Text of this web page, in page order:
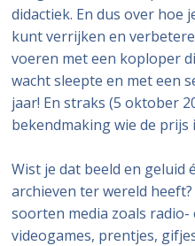
didactiek. En dus over hoe
kunt verrijken en
voeren met een koploper
wacht sleepte en met een
jaar! En straks (5 oktober
bekendmaking wie de prijs
Wist je dat beeld en geluid
archieven ter wereld
soorten media zoals radio-
videogames, prentjes,